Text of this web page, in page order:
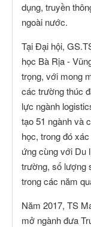
dụng, truyền
ngoài nước.
Tại Đại hội,
học Bà Rịa -
trọng, với mong
các trường thúc
lực ngành
tạo 51 ngành và
học, trong đó
ứng cùng với Du
trường, số lượng
trong các năm
Năm 2017, TS
mở ngành đưa